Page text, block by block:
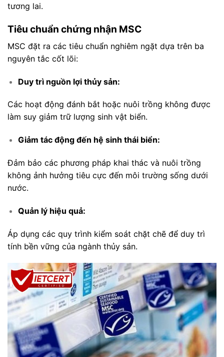
tương lai.
Tiêu chuẩn chứng nhận MSC
MSC đặt ra các tiêu chuẩn nghiêm ngặt dựa trên ba
nguyên tắc cốt lõi:
Duy trì nguồn lợi thủy sản:
Các hoạt động đánh bắt hoặc nuôi trồng không được
làm suy giảm trữ lượng sinh vật biển.
Giảm tác động đến hệ sinh thái biển:
Đảm bảo các phương pháp khai thác và nuôi trồng
không ảnh hưởng tiêu cực đến môi trường sống dưới
nước.
Quản lý hiệu quả:
Áp dụng các quy trình kiểm soát chặt chẽ để duy trì
tính bền vững của ngành thủy sản.